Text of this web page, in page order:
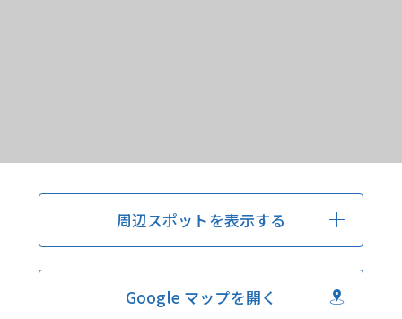
周辺スポットを表示する
Google マップを開く